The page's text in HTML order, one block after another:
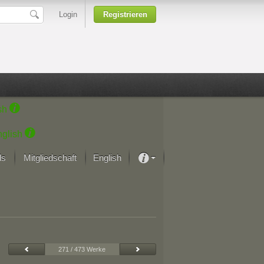
Login Registrieren
Mitgliedschaft English
Kunsthäuser
271 / 473 Werke